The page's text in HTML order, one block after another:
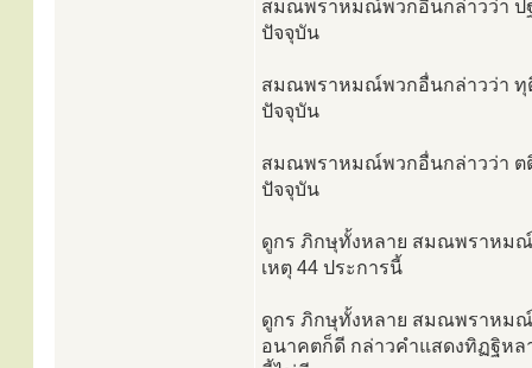
สมณพราหมณ์พวกอื่นกล่าวว่า ป
ปัจจุบัน
สมณพราหมณ์พวกอื่นกล่าวว่า ทุ
ปัจจุบัน
สมณพราหมณ์พวกอื่นกล่าวว่า ต
ปัจจุบัน
ดูกร ภิกษุทั้งหลาย สมณพราหมณ์
เหตุ 44 ประการนี้
ดูกร ภิกษุทั้งหลาย สมณพราหม
อนาคตก็ดี กล่าวคำแสดงทิฏฐิหล